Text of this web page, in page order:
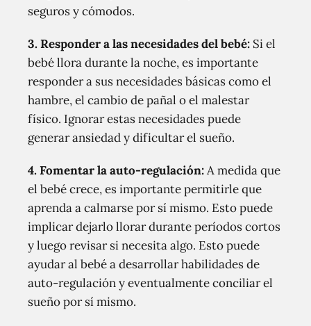
seguros y cómodos.
3. Responder a las necesidades del bebé: Si el
bebé llora durante la noche, es importante
responder a sus necesidades básicas como el
hambre, el cambio de pañal o el malestar
físico. Ignorar estas necesidades puede
generar ansiedad y dificultar el sueño.
4. Fomentar la auto-regulación:A medida que
el bebé crece, es importante permitirle que
aprenda a calmarse por sí mismo. Esto puede
implicar dejarlo llorar durante períodos cortos
y luego revisar si necesita algo. Esto puede
ayudar al bebé a desarrollar habilidades de
auto-regulación y eventualmente conciliar el
sueño por sí mismo.